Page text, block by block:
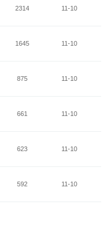
2314 11-10
1645 11-10
875 11-10
661 11-10
623 11-10
592 11-10